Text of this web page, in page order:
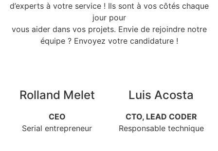
d’experts à votre service ! Ils sont à vos côtés chaque
jour pour
vous aider dans vos projets. Envie de rejoindre notre
équipe ? Envoyez votre candidature !
Rolland Melet
CEO
Serial entrepreneur
Luis Acosta
CTO, LEAD CODER
Responsable technique